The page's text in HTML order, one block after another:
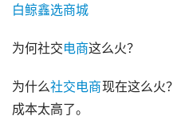
白鲸鑫选商城
为何社交电商这么火？
为什么社交电商现在这么火
成本太高了。